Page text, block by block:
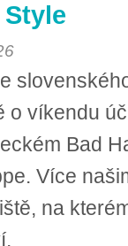
o víkendu
Bad
Více
na